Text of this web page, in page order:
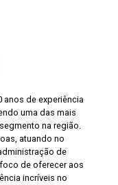
anos de experiência
uma das mais
na região.
atuando no
de
de oferecer aos
incríveis no